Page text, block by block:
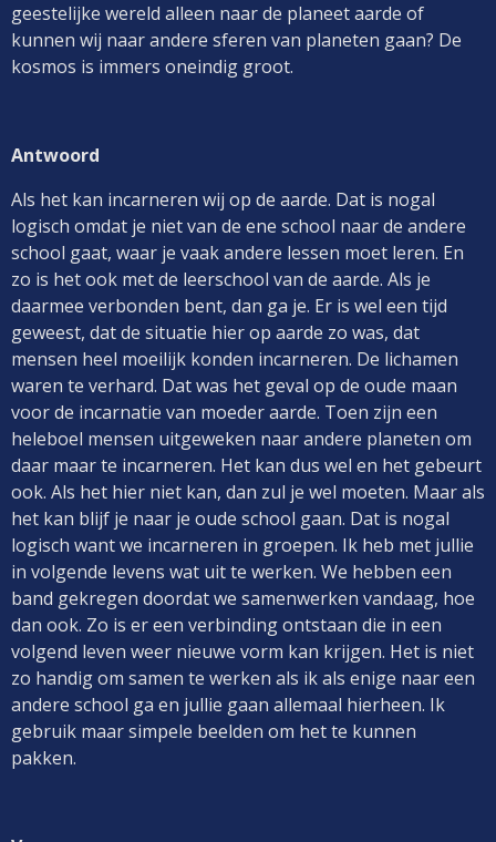
geestelijke wereld alleen naar de planeet aarde of
kunnen wij naar andere sferen van planeten gaan? De
kosmos is immers oneindig groot.
Antwoord
Als het kan incarneren wij op de aarde. Dat is nogal
logisch omdat je niet van de ene school naar de andere
school gaat, waar je vaak andere lessen moet leren. En
zo is het ook met de leerschool van de aarde. Als je
daarmee verbonden bent, dan ga je. Er is wel een tijd
geweest, dat de situatie hier op aarde zo was, dat
mensen heel moeilijk konden incarneren. De lichamen
waren te verhard. Dat was het geval op de oude maan
voor de incarnatie van moeder aarde. Toen zijn een
heleboel mensen uitgeweken naar andere planeten om
daar maar te incarneren. Het kan dus wel en het gebeurt
ook. Als het hier niet kan, dan zul je wel moeten. Maar als
het kan blijf je naar je oude school gaan. Dat is nogal
logisch want we incarneren in groepen. Ik heb met jullie
in volgende levens wat uit te werken. We hebben een
band gekregen doordat we samenwerken vandaag, hoe
dan ook. Zo is er een verbinding ontstaan die in een
volgend leven weer nieuwe vorm kan krijgen. Het is niet
zo handig om samen te werken als ik als enige naar een
andere school ga en jullie gaan allemaal hierheen. Ik
gebruik maar simpele beelden om het te kunnen
pakken.